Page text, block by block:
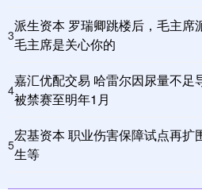
3
派生资本 罗瑞卿跳楼后，毛主席
毛主席是关心你的
4
嘉汇优配交易 哈雷尔因尿量不足
被禁赛至明年1月
5
宏基资本 职业伤害保障试点再扩
生等